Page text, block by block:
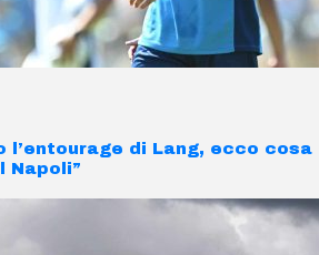
l’entourage di Lang, ecco cosa
Napoli”